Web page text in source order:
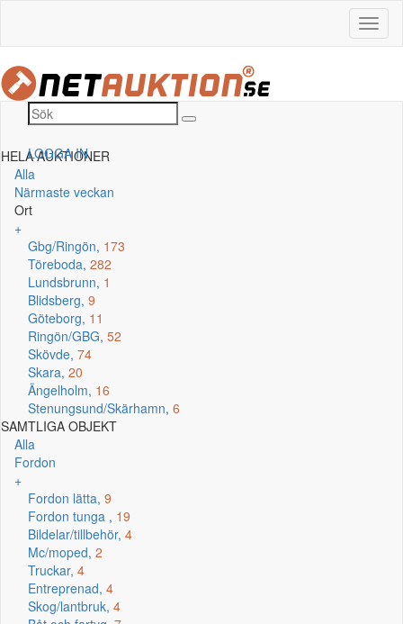
LOGGA IN
HELA AUKTIONER
Alla
Närmaste veckan
Ort
+
Gbg/Ringön, 173
Töreboda, 282
Lundsbrunn, 1
Blidsberg, 9
Göteborg, 11
Ringön/GBG, 52
Skövde, 74
Skara, 20
Ängelholm, 16
Stenungsund/Skärhamn, 6
SAMTLIGA OBJEKT
Alla
Fordon
+
Fordon lätta, 9
Fordon tunga , 19
Bildelar/tillbehör, 4
Mc/moped, 2
Truckar, 4
Entreprenad, 4
Skog/lantbruk, 4